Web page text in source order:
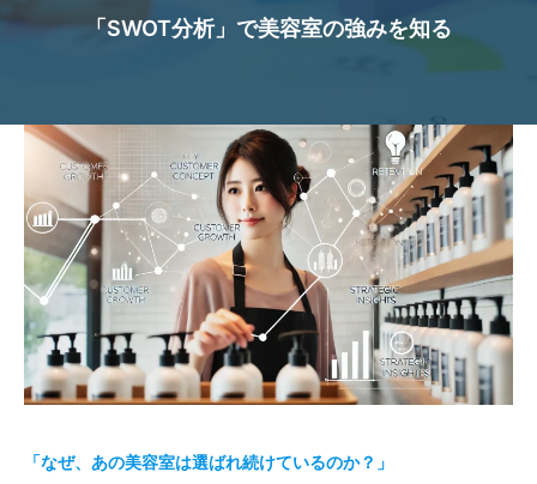
「SWOT分析」で美容室の強みを知る
「なぜ、あの美容室は選ばれ続けているのか？」